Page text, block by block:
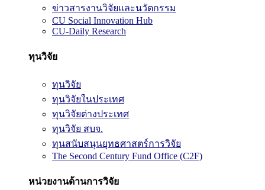
ข่าวสารงานวิจัยและนวัตกรรม
CU Social Innovation Hub
CU-Daily Research
ทุนวิจัย
ทุนวิจัย
ทุนวิจัยในประเทศ
ทุนวิจัยต่างประเทศ
ทุนวิจัย สบจ.
ทุนสนับสนุนยุทธศาสตร์การวิจัย
The Second Century Fund Office (C2F)
หน่วยงานด้านการวิจัย